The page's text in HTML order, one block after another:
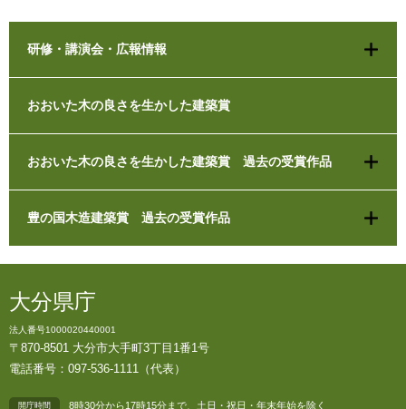
研修・講演会・広報情報
おおいた木の良さを生かした建築賞
おおいた木の良さを生かした建築賞 過去の受賞作品
豊の国木造建築賞 過去の受賞作品
大分県庁
法人番号1000020440001
〒870-8501 大分市大手町3丁目1番1号
電話番号：097-536-1111（代表）
開庁時間 8時30分から17時15分まで、土日・祝日・年末年始を除く